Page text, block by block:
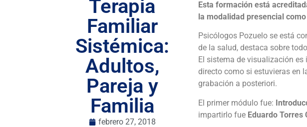
Terapia
Familiar
Sistémica:
Adultos,
Pareja y
Familia
febrero 27, 2018
Esta formación está
la modalidad presencial
Psicólogos Pozuelo se está
de la salud, destaca sobre
El sistema de visualización es
directo como si estuvieras en
grabación a posteriori.
El primer módulo fue:
impartirlo fue Eduardo Torres